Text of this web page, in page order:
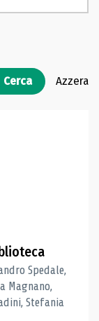
Cerca Azzera
Spedale,
Magnano,
Stefania